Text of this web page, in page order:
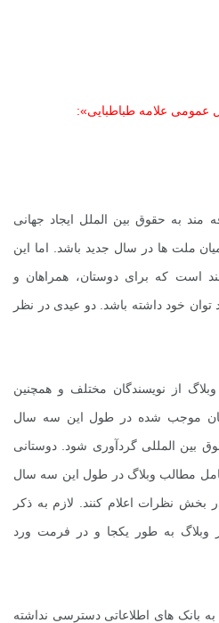
عمومی علامه طباطبایی»:
مند به حقوق بین الملل ایجاد جهانی
ملت ها در سال جدید باشد. اما این
است که برای دوستان، همراهان و
توان خود داشته باشد. دو عیدی در نظر
از نویسندگان مختلف و همچنین
موجب شده در طول این سه سال
بین المللی گردآوری شود. دوستانی
مطالب وبلاگ در طول این سه سال
بخش نظرات اعلام کنند. لازم به ذکر
به طور یکجا و در فرمت ورد
بانک های اطلاعاتی دسترسی نداشته